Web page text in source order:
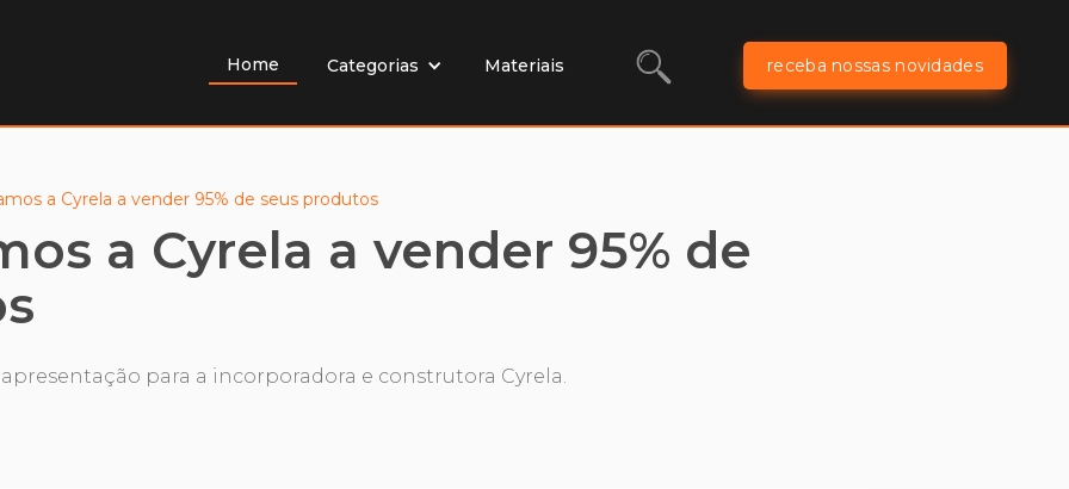
Home Categorias Materiais receba nossas novidades
a Cyrela a vender 95% de seus produtos
a Cyrela a vender 95% de
para a incorporadora e construtora Cyrela.